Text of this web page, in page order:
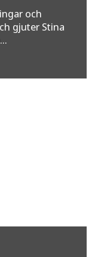
och
gjuter Stina